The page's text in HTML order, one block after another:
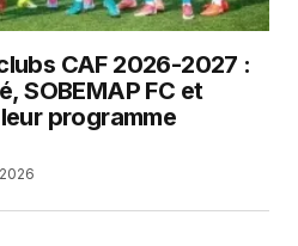
CAF 2026-2027 :
SOBEMAP FC et
programme